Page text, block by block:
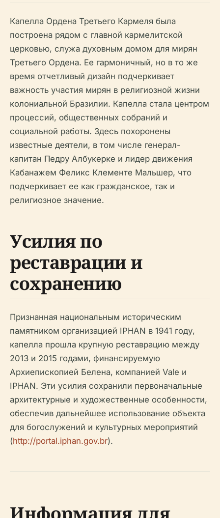
Капелла Ордена Третьего Кармеля была
построена рядом с главной кармелитской
церковью, служа духовным домом для мирян
Третьего Ордена. Ее гармоничный, но в то же
время отчетливый дизайн подчеркивает
важность участия мирян в религиозной жизни
колониальной Бразилии. Капелла стала центром
процессий, общественных собраний и
социальной работы. Здесь похоронены
известные деятели, в том числе генерал-
капитан Педру Албукерке и лидер движения
Кабанажем Феликс Клементе Мальшер, что
подчеркивает ее как гражданское, так и
религиозное значение.
Усилия по
реставрации и
сохранению
Признанная национальным историческим
памятником организацией IPHAN в 1941 году,
капелла прошла крупную реставрацию между
2013 и 2015 годами, финансируемую
Архиепископией Белена, компанией Vale и
IPHAN. Эти усилия сохранили первоначальные
архитектурные и художественные особенности,
обеспечив дальнейшее использование объекта
для богослужений и культурных мероприятий
(http://portal.iphan.gov.br).